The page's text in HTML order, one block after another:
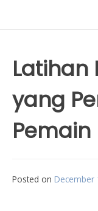
Latihan
yang
Pemain
Posted on December